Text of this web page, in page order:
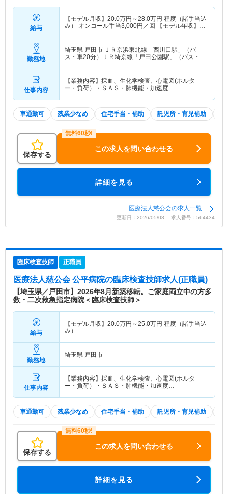
給与
【モデル月収】 20.0万円～28.0万円 程度（諸手当込
み） オンコール手当3,000円／回 【モデル年収】
勤務地
埼玉県 戸田市 ＪＲ京浜東北線「西川口駅」（バ
ス・車20分）ＪＲ埼京線「戸田公園駅」（バス・車
仕事内容
【業務内容】採血、生化学検査、心電図(ホルタ
ー・負荷）・ＳＡＳ・肺機能・加速度…
車通勤可 残業少なめ 住宅手当・補助 託児所・育児補助
保存する
この求人を問い合わせる
詳細を見る
医療法人慈公会の求人一覧
更新日：2026/05/08 求人番号：564434
臨床検査技師 正職員
医療法人慈公会 公平病院の臨床検査技師求人(正職員)
【埼玉県／戸田市】2026年8月新築移転。ご家庭両立中の方多
数・二次救急指定病院＜臨床検査技師＞
給与
【モデル月収】 20.0万円～25.0万円 程度（諸手当込
み）
勤務地
埼玉県 戸田市
仕事内容
【業務内容】採血、生化学検査、心電図(ホルタ
ー・負荷）・ＳＡＳ・肺機能・加速度…
車通勤可 残業少なめ 住宅手当・補助 託児所・育児補助
保存する
この求人を問い合わせる
詳細を見る